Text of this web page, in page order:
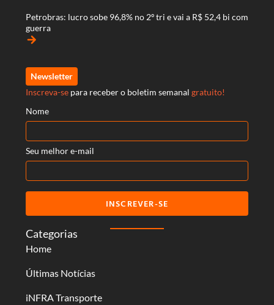
Categorias
Home
Últimas Notícias
iNFRA Transporte
Petrobras: lucro sobe 96,8% no 2º tri e vai a R$ 52,4 bi com
guerra
arrow_forward
Newsletter
Inscreva-se para receber o boletim semanal gratuito!
Nome
Seu melhor e-mail
INSCREVER-SE